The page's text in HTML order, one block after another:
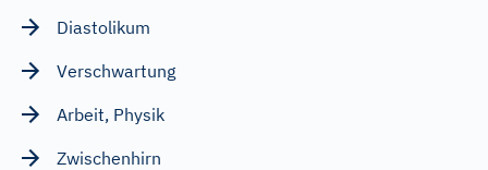
Diastolikum
Verschwartung
Arbeit, Physik
Zwischenhirn